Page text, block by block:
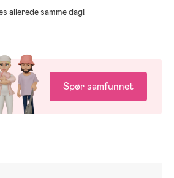
allerede samme dag!
Spør samfunnet